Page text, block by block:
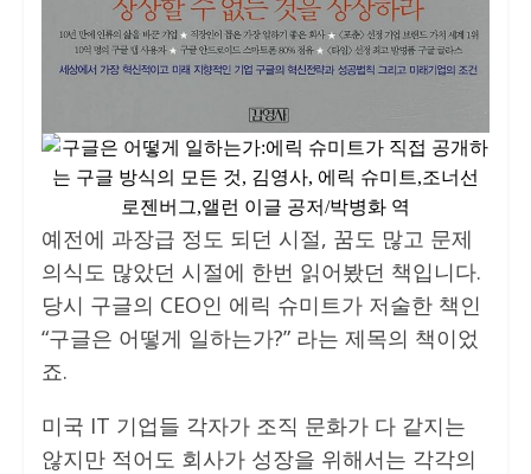
예전에 과장급 정도 되던 시절, 꿈도 많고 문제
의식도 많았던 시절에 한번 읽어봤던 책입니다.
당시 구글의 CEO인 에릭 슈미트가 저술한 책인
“구글은 어떻게 일하는가?” 라는 제목의 책이었
죠.
미국 IT 기업들 각자가 조직 문화가 다 같지는
않지만 적어도 회사가 성장을 위해서는 각각의